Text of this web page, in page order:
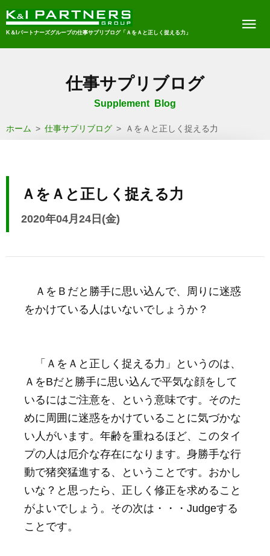
K＆Iパートナーズグループの仕事サプリブログ「ＡをＡと正しく捉える力」
仕事サプリブログ
Supplement Blog
ホーム > 仕事サプリブログ > ＡをＡと正しく捉える力
ＡをＡと正しく捉える力
2020年04月24日(金)
ＡをＢだと勝手に思い込んで、周りに迷惑
をかけている人はいないでしょうか？
「ＡをＡと正しく捉える力」というのは、
ＡをBだと勝手に思い込んで平気な顔をして
いるにはご注意を、という意味です。そのた
めに周囲に迷惑をかけていることに気づかな
い人がいます。年齢を重ねるほど、このタイ
プの人は厄介な存在になります。身勝手な行
動で猪突猛進する、ということです。おかし
いな？と思ったら、正しく修正を求めること
がよいでしょう。その次は・・・Judgeする
ことです。